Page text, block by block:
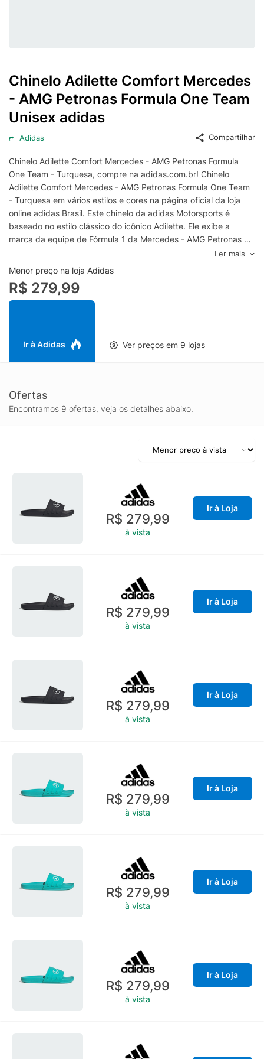
Chinelo Adilette Comfort Mercedes
- AMG Petronas Formula One Team
Unisex adidas
Adidas Compartilhar
Chinelo Adilette Comfort Mercedes - AMG Petronas Formula
One Team - Turquesa, compre na adidas.com.br! Chinelo
Adilette Comfort Mercedes - AMG Petronas Formula One Team
- Turquesa em vários estilos e cores na página oficial da loja
online adidas Brasil. Este chinelo da adidas Motorsports é
baseado no estilo clássico do icônico Adilette. Ele exibe a
marca da equipe de Fórmula 1 da Mercedes - AMG Petronas no
cabedal de tira única. A base delineada proporciona conforto
no dia da corrida ou em qualquer outro dia.
Ler mais
Menor preço na loja Adidas
R$ 279,99
Ir à Adidas Ver preços em 9 lojas
Ofertas
Encontramos 9 ofertas, veja os detalhes abaixo.
R$ 279,99
à vista
Ir à Loja
R$ 279,99
à vista
Ir à Loja
R$ 279,99
à vista
Ir à Loja
R$ 279,99
à vista
Ir à Loja
R$ 279,99
à vista
Ir à Loja
R$ 279,99
à vista
Ir à Loja